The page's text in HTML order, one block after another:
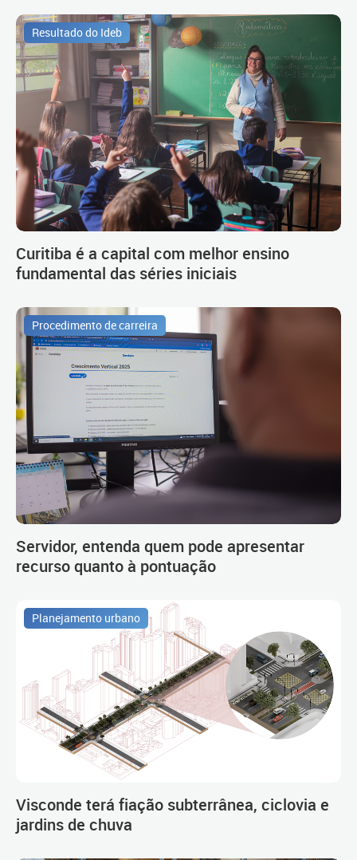
Resultado do Ideb
Curitiba é a capital com melhor ensino
fundamental das séries iniciais
Procedimento de carreira
Servidor, entenda quem pode apresentar
recurso quanto à pontuação
Planejamento urbano
Visconde terá fiação subterrânea, ciclovia e
jardins de chuva